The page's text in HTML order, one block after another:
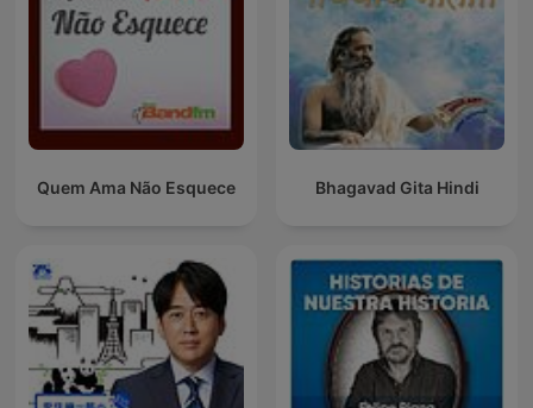
Bhagavad Gita Hindi
Quem Ama Não Esquece